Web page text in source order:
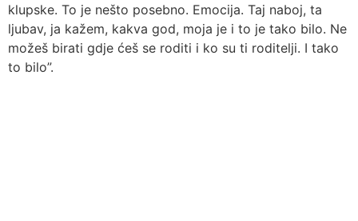
klupske. To je nešto posebno. Emocija. Taj naboj, ta
ljubav, ja kažem, kakva god, moja je i to je tako bilo. Ne
možeš birati gdje ćeš se roditi i ko su ti roditelji. I tako
to bilo”.